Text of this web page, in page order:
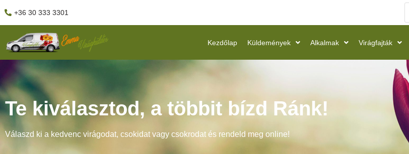
+36 30 333 3301
Kezdőlap Küldemények Alkalmak Virágfajták
Te kiválasztod, a többit bízd Ránk!
Válaszd ki a kedvenc virágodat, csokidat vagy csokrodat és rendeld meg online!